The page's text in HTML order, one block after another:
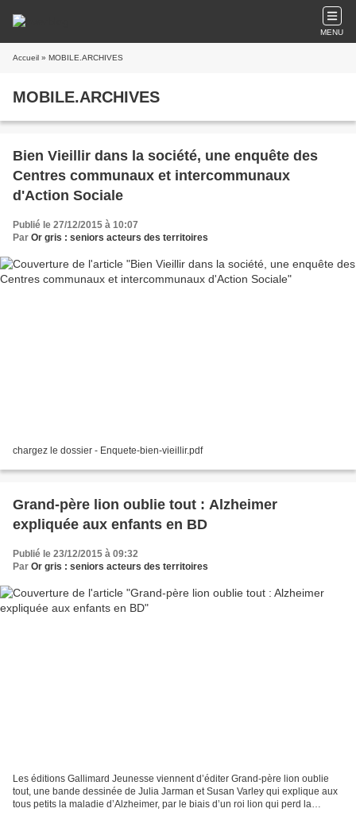
MENU
Accueil » MOBILE.ARCHIVES
MOBILE.ARCHIVES
Bien Vieillir dans la société, une enquête des
Centres communaux et intercommunaux
d'Action Sociale
Publié le 27/12/2015 à 10:07
Par Or gris : seniors acteurs des territoires
chargez le dossier - Enquete-bien-vieillir.pdf
Grand-père lion oublie tout : Alzheimer
expliquée aux enfants en BD
Publié le 23/12/2015 à 09:32
Par Or gris : seniors acteurs des territoires
Les éditions Gallimard Jeunesse viennent d’éditer Grand-père lion oublie
tout, une bande dessinée de Julia Jarman et Susan Varley qui explique aux
tous petits la maladie d’Alzheimer, par le biais d’un roi lion qui perd la